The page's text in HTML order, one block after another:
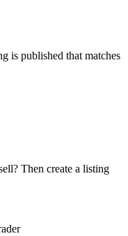
is published that matches
Then create a listing